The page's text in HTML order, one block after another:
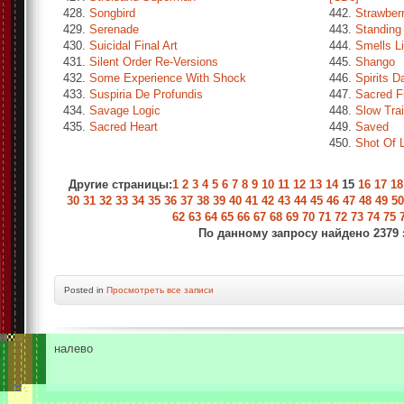
428. Songbird
429. Serenade
430. Suicidal Final Art
431. Silent Order Re-Versions
432. Some Experience With Shock
433. Suspiria De Profundis
434. Savage Logic
435. Sacred Heart
442.
443.
444. Smells
445. Shango
446. Spirits
447. Sacred
448. Slow
449. Saved
450. Shot Of
Другие страницы:1 2 3 4 5 6 7 8 9 10 11 12 13 1415 16 17 18
30 31 32 33 34 35 36 37 38 39 40 41 42 43 44 45 46 47 48 49 50
62 63 64 65 66 67 68 69 70 71 72 73 74 75
По данному запросу найдено 2379
Posted in Просмотреть все записи
налево